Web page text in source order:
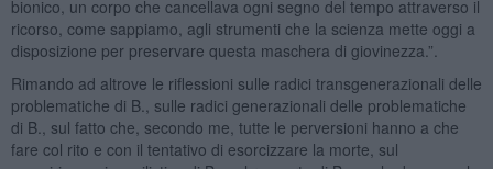
bionico, un corpo che cancellava ogni segno del tempo attraverso il
ricorso, come sappiamo, agli strumenti che la scienza mette oggi a
disposizione per preservare questa maschera di giovinezza.”.
Rimando ad altrove le riflessioni sulle radici transgenerazionali delle
problematiche di B., sulle radici generazionali delle problematiche
di B., sul fatto che, secondo me, tutte le perversioni hanno a che
fare col rito e con il tentativo di esorcizzare la morte, sul